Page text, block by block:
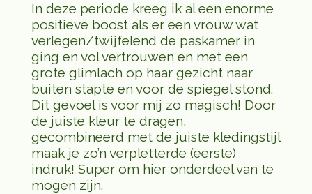
In deze periode kreeg ik al een enorme
positieve boost als er een vrouw wat
verlegen/twijfelend de paskamer in
ging en vol vertrouwen en met een
grote glimlach op haar gezicht naar
buiten stapte en voor de spiegel stond.
Dit gevoel is voor mij zo magisch! Door
de juiste kleur te dragen,
gecombineerd met de juiste kledingstijl
maak je zo’n verpletterde (eerste)
indruk! Super om hier onderdeel van te
mogen zijn.